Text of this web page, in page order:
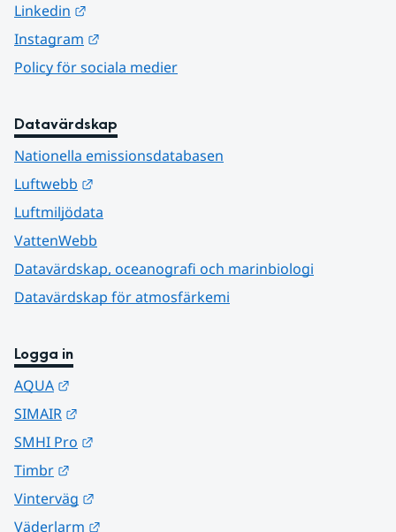
Linkedin
Instagram
Policy för sociala medier
Datavärdskap
Nationella emissionsdatabasen
Luftwebb
Luftmiljödata
VattenWebb
Datavärdskap, oceanografi och marinbiologi
Datavärdskap för atmosfärkemi
Logga in
AQUA
SIMAIR
SMHI Pro
Timbr
Vinterväg
Väderlarm